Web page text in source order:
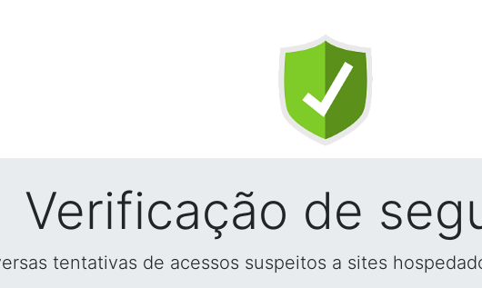
Verificação de
tentativas de acessos suspeitos a sites